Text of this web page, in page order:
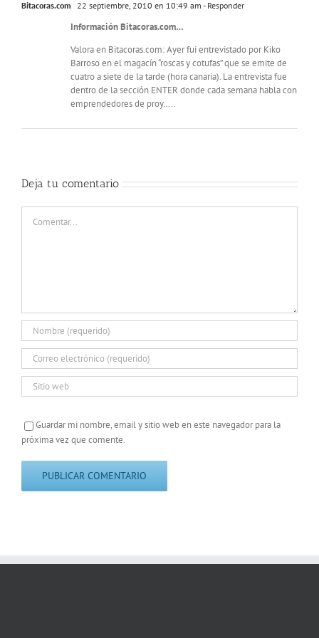
Bitacoras.com 22 septiembre, 2010 en 10:49 am - Responder
Información Bitacoras.com…
Valora en Bitacoras.com: Ayer fui entrevistado por Kiko
Barroso en el magacín “roscas y cotufas” que se emite de
cuatro a siete de la tarde (hora canaria). La entrevista fue
dentro de la sección ENTER donde cada semana habla con
emprendedores de proy…..
Deja tu comentario
Guardar mi nombre, email y sitio web en este navegador para la
próxima vez que comente.